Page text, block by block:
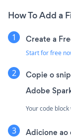
How To Add a
Create a
Start for free
Copie o
Adobe
Your code
Adicione